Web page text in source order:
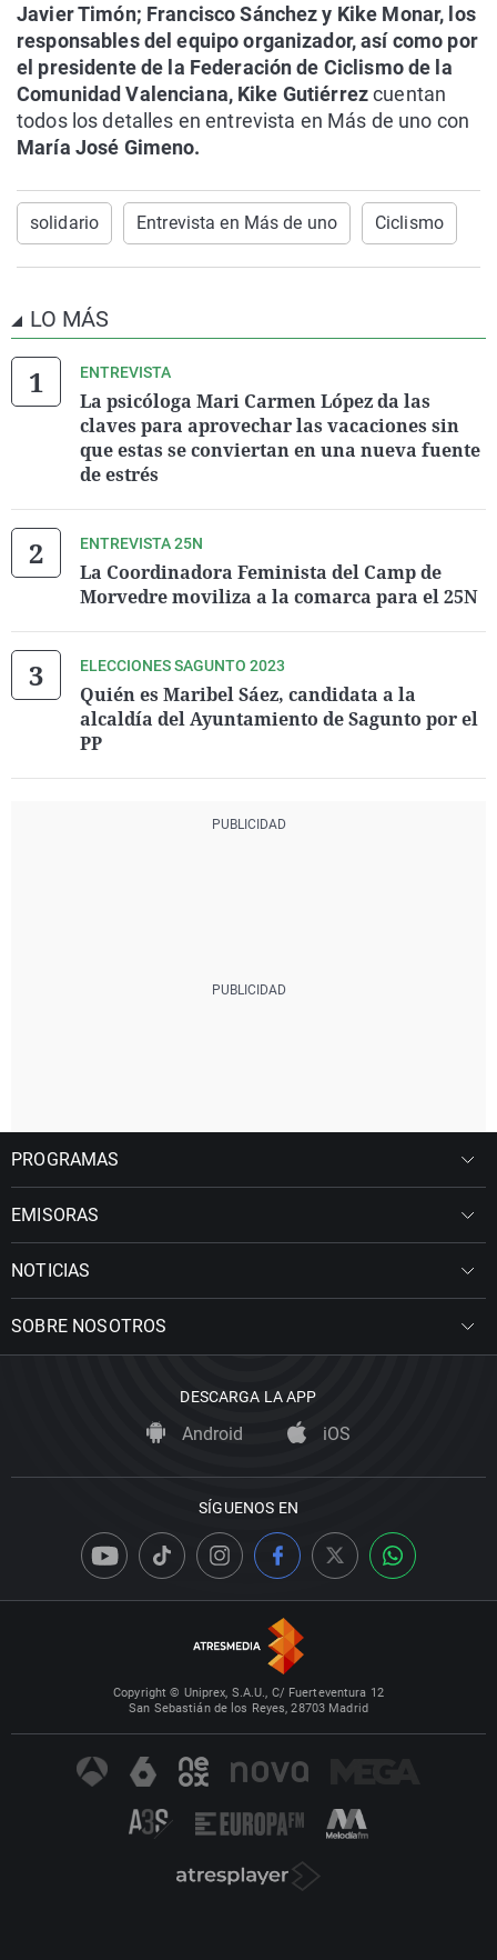
Javier Timón; Francisco Sánchez y Kike Monar, los
responsables del equipo organizador, así como por
el presidente de la Federación de Ciclismo de la
Comunidad Valenciana, Kike Gutiérrezcuentan
todos los detalles en entrevista en Más de uno con
María José Gimeno.
solidario Entrevista en Más de uno Ciclismo
LO MÁS
ENTREVISTA
La psicóloga Mari Carmen López da las
claves para aprovechar las vacaciones sin
que estas se conviertan en una nueva fuente
de estrés
ENTREVISTA 25N
La Coordinadora Feminista del Camp de
Morvedre moviliza a la comarca para el 25N
ELECCIONES SAGUNTO 2023
Quién es Maribel Sáez, candidata a la
alcaldía del Ayuntamiento de Sagunto por el
PP
PROGRAMAS
EMISORAS
NOTICIAS
SOBRE NOSOTROS
DESCARGA LA APP
Android iOS
SÍGUENOS EN
Copyright © Uniprex, S.A.U., C/ Fuerteventura 12
San Sebastián de los Reyes, 28703 Madrid